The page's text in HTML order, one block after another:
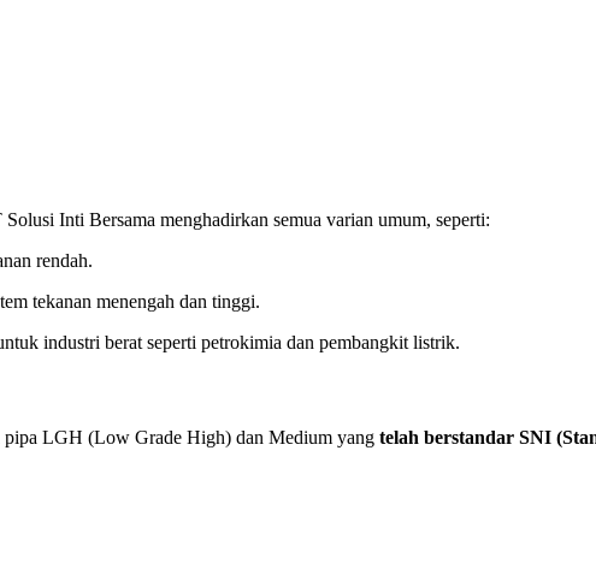
Inti Bersama menghadirkan semua varian umum, seperti:
rendah.
tekanan menengah dan tinggi.
industri berat seperti petrokimia dan pembangkit listrik.
pipa LGH (Low Grade High) dan Medium yang telah berstandar SNI